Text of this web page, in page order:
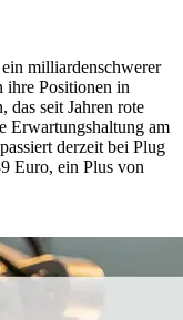
milliardenschwerer
ihre Positionen in
das seit Jahren rote
Erwartungshaltung am
derzeit bei Plug
Euro, ein Plus von